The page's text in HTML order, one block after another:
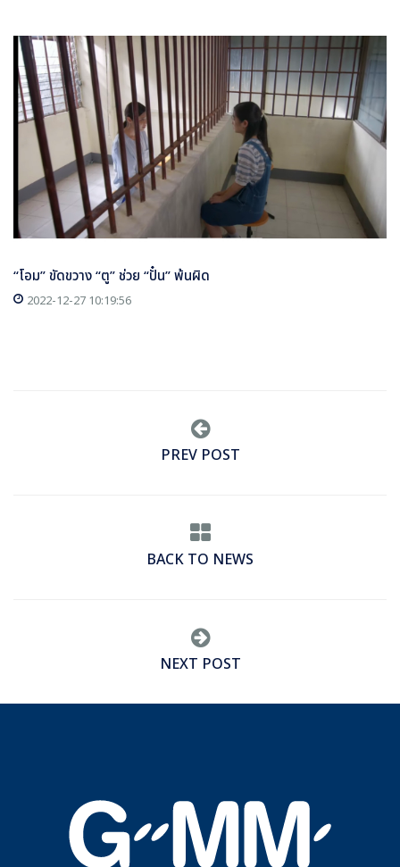
“โอม” ขัดขวาง “ตู” ช่วย “ปั๋น” พ้นผิด
2022-12-27 10:19:56
PREV POST
BACK TO NEWS
NEXT POST